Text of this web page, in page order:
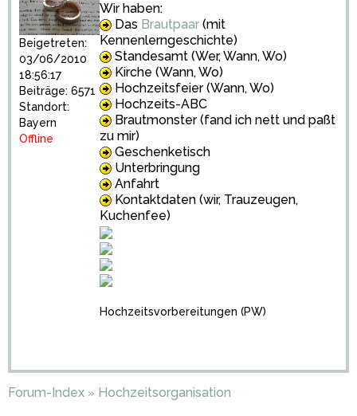
Beigetreten:
03/06/2010
18:56:17
Beiträge: 6571
Standort:
Bayern
Offline
Wir haben:
Das Brautpaar (mit
Kennenlerngeschichte)
Standesamt (Wer, Wann, Wo)
Kirche (Wann, Wo)
Hochzeitsfeier (Wann, Wo)
Hochzeits-ABC
Brautmonster (fand ich nett und paßt
zu mir)
Geschenketisch
Unterbringung
Anfahrt
Kontaktdaten (wir, Trauzeugen,
Kuchenfee)
Hochzeitsvorbereitungen (PW)
Forum-Index » Hochzeitsorganisation